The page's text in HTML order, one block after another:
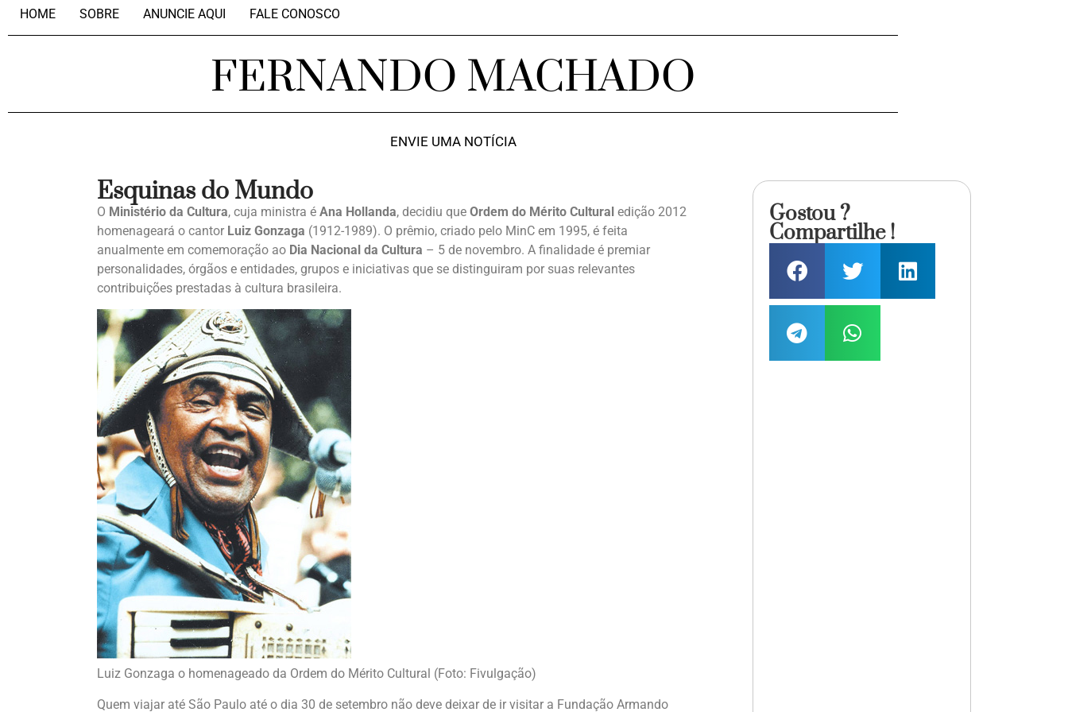
HOME SOBRE ANUNCIE AQUI FALE CONOSCO
FERNANDO MACHADO
ENVIE UMA NOTÍCIA
Esquinas do Mundo
O Ministério da Cultura, cuja ministra é Ana Hollanda, decidiu que Ordem do Mérito Cultural edição 2012
homenageará o cantor Luiz Gonzaga (1912-1989). O prêmio, criado pelo MinC em 1995, é feita
anualmente em comemoração ao Dia Nacional da Cultura – 5 de novembro. A finalidade é premiar
personalidades, órgãos e entidades, grupos e iniciativas que se distinguiram por suas relevantes
contribuições prestadas à cultura brasileira.
Luiz Gonzaga o homenageado da Ordem do Mérito Cultural (Foto: Fivulgação)
Quem viajar até São Paulo até o dia 30 de setembro não deve deixar de ir visitar a Fundação Armando
Gostou ?
Compartilhe !